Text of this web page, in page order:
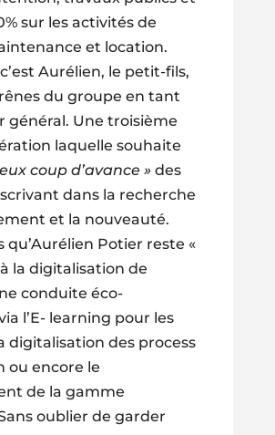
sur les activités de
et location.
Aurélien, le petit-fils,
du groupe en tant
général. Une troisième
laquelle souhaite
coup d’avance » des
dans la recherche
et la nouveauté.
qu’Aurélien Potier reste «
la digitalisation de
conduite éco-
l’E- learning pour les
digitalisation des process
ou encore le
de la gamme
oublier de garder